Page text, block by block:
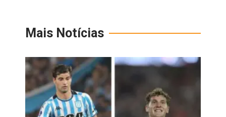
Mais Notícias